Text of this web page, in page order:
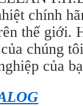
chính
thế giới.
chúng
của